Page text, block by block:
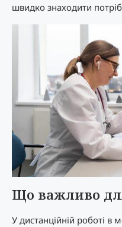
швидко знаходити
Що важливо
У дистанційній роботі в